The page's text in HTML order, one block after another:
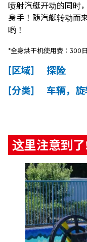
喷射汽艇开动的同时
身手！随汽艇转动而
哟！
*全身烘干机使用费：300
[区域] 探险
[分类] 车辆，旋
这里注意到